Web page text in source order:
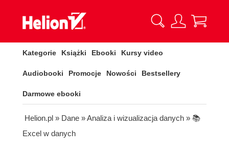
Kategorie Książki Ebooki Kursy video
Audiobooki Promocje Nowości Bestsellery
Darmowe ebooki
Helion.pl » Dane »Analiza i wizualizacja danych » 📚
Excel w danych